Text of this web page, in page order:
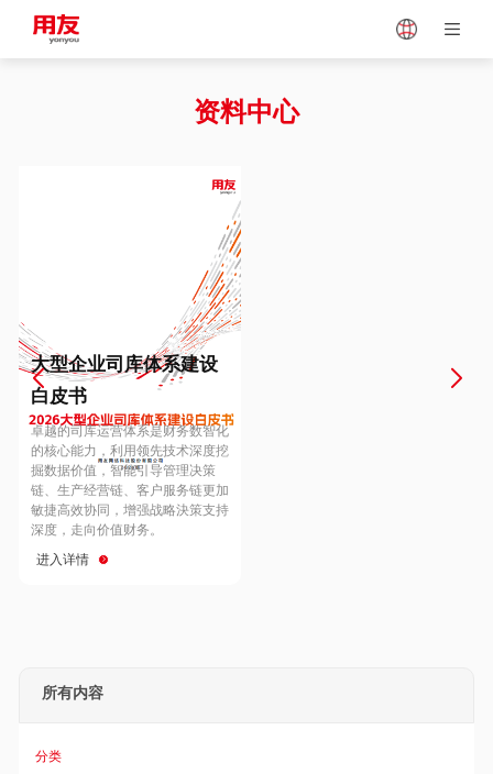
Vietnam
Europe
Hungary
Hong Kong
资料中心
大型企业司库体系建设
白皮书
卓越的司库运营体系是财务数智化
的核心能力，利用领先技术深度挖
掘数据价值，智能引导管理决策
链、生产经营链、客户服务链更加
敏捷高效协同，增强战略決策支持
深度，走向价值财务。
进入详情
所有内容
分类